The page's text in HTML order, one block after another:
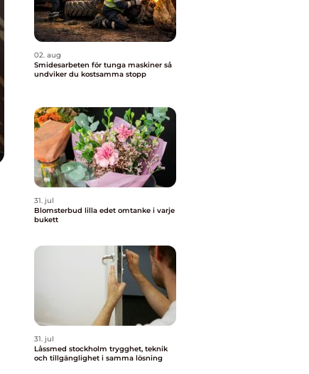
02. aug
Smidesarbeten för tunga maskiner så
undviker du kostsamma stopp
31. jul
Blomsterbud lilla edet omtanke i varje
bukett
31. jul
Låssmed stockholm trygghet, teknik
och tillgänglighet i samma lösning